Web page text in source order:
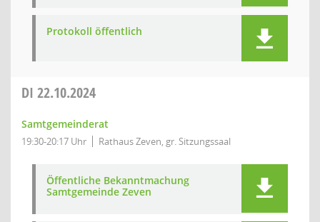
Protokoll öffentlich
DI 22.10.2024
Samtgemeinderat
19:30-20:17 Uhr Rathaus Zeven, gr. Sitzungssaal
Öffentliche Bekanntmachung
Samtgemeinde Zeven